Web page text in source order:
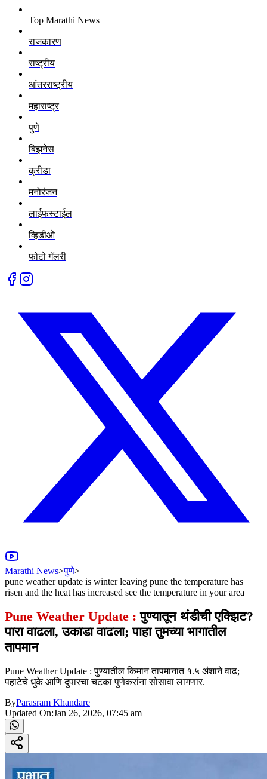
Top Marathi News
राजकारण
राष्ट्रीय
आंतरराष्ट्रीय
महाराष्ट्र
पुणे
बिझनेस
क्रीडा
मनोरंजन
लाईफस्टाईल
व्हिडीओ
फोटो गॅलरी
Marathi News>पुणे>
pune weather update is winter leaving pune the temperature has
risen and the heat has increased see the temperature in your area
Pune Weather Update : पुण्यातून थंडीची एक्झिट?
पारा वाढला, उकाडा वाढला; पाहा तुमच्या भागातील
तापमान
Pune Weather Update : पुण्यातील किमान तापमानात १.५ अंशाने वाढ;
पहाटेचे धुके आणि दुपारचा चटका पुणेकरांना सोसावा लागणार.
ByParasram Khandare
Updated On:Jan 26, 2026, 07:45 am